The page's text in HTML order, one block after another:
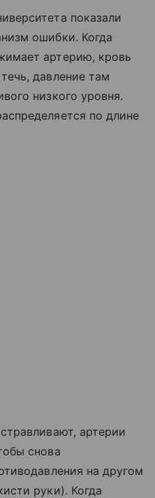
показали
ошибки. Когда
артерию, кровь
давление там
низкого уровня.
по длине
артерии
снова
на другом
руки). Когда